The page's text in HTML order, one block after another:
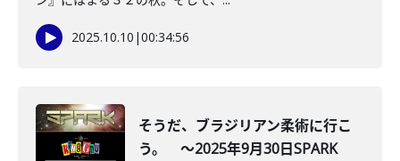
2025.10.10 |00:34:56
そうだ、ブラジリアン柔術に行こ
う。 ～2025年9月30日SPARK